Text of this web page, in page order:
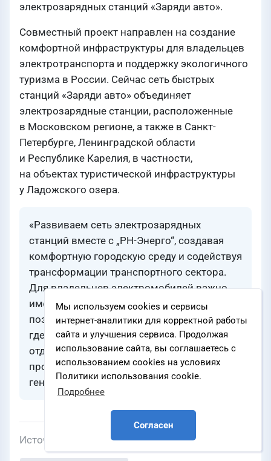
Мы используем cookies и сервисы
интернет-аналитики для корректной работы
сайта и улучшения сервиса. Продолжая
использование сайта, вы соглашаетесь с
использованием cookies на условиях
Политики использования cookie.
Подробнее
Согласен
электрозарядных станций «Заряди авто».
Совместный проект направлен на создание
комфортной инфраструктуры для владельцев
электротранспорта и поддержку экологичного
туризма в России. Сейчас сеть быстрых
станций «Заряди авто» объединяет
электрозарядные станции, расположенные
в Московском регионе, а также в Санкт-
Петербурге, Ленинградской области
и Республике Карелия, в частности,
на объектах туристической инфраструктуры
у Ладожского озера.
«Развиваем сеть электрозарядных
станций вместе с „РН-Энерго“, создавая
комфортную городскую среду и содействуя
трансформации транспортного сектора.
Для владельцев электромобилей важно
иметь доступ к зарядке в удобных местах,
поэтому станции будут располагаться там,
где наши пользователи работают,
отдыхают или совершают покупки», —
прокомментировал Олег Владимиров,
генеральный директор «НАРТИС».
Источник www.nec.pro